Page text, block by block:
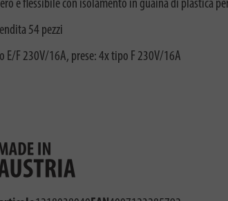
e flessibile con isolamento in guaina di plastica
54 pezzi
E/F 230V/16A, prese: 4x tipo F 230V/16A